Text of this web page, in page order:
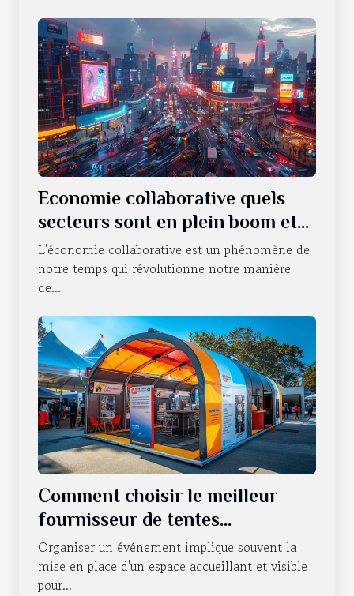
Economie collaborative quels
secteurs sont en plein boom et
pourquoi
L'économie collaborative est un phénomène de
notre temps qui révolutionne notre manière
de...
Comment choisir le meilleur
fournisseur de tentes
publicitaires pour vos
événements
Organiser un événement implique souvent la
mise en place d'un espace accueillant et visible
pour...